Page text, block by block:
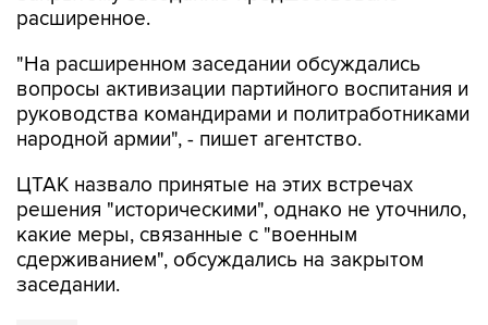
расширенное.
"На расширенном заседании обсуждались
вопросы активизации партийного воспитания и
руководства командирами и политработниками
народной армии", - пишет агентство.
ЦТАК назвало принятые на этих встречах
решения "историческими", однако не уточнило,
какие меры, связанные с "военным
сдерживанием", обсуждались на закрытом
заседании.